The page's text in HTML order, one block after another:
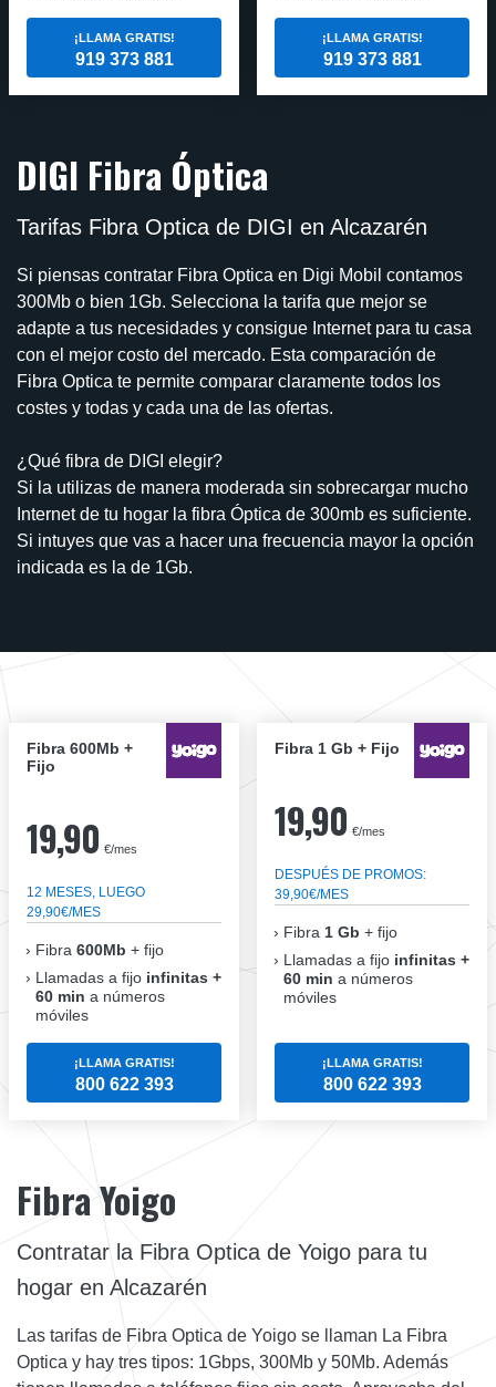
¡LLAMA GRATIS!
919 373 881
¡LLAMA GRATIS!
919 373 881
DIGI Fibra Óptica
Tarifas Fibra Optica de DIGI en Alcazarén
Si piensas contratar Fibra Optica en Digi Mobil contamos
300Mb o bien 1Gb. Selecciona la tarifa que mejor se
adapte a tus necesidades y consigue Internet para tu casa
con el mejor costo del mercado. Esta comparación de
Fibra Optica te permite comparar claramente todos los
costes y todas y cada una de las ofertas.
¿Qué fibra de DIGI elegir?
Si la utilizas de manera moderada sin sobrecargar mucho
Internet de tu hogar la fibra Óptica de 300mb es suficiente.
Si intuyes que vas a hacer una frecuencia mayor la opción
indicada es la de 1Gb.
Fibra 600Mb +
Fijo
19,90 €/mes
12 MESES, LUEGO
29,90€/MES
Fibra 600Mb + fijo
Llamadas a fijo infinitas +
60 min a números
móviles
¡LLAMA GRATIS!
800 622 393
Fibra 1 Gb + Fijo
19,90 €/mes
DESPUÉS DE PROMOS:
39,90€/MES
Fibra 1 Gb + fijo
Llamadas a fijo infinitas +
60 min a números
móviles
¡LLAMA GRATIS!
800 622 393
Fibra Yoigo
Contratar la Fibra Optica de Yoigo para tu
hogar en Alcazarén
Las tarifas de Fibra Optica de Yoigo se llaman La Fibra
Optica y hay tres tipos: 1Gbps, 300Mb y 50Mb. Además